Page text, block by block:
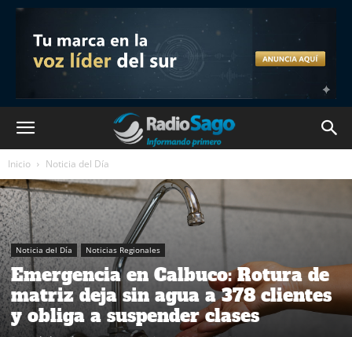
Inicio Noticia del Día
Noticia del Día Noticias Regionales
Emergencia en Calbuco: Rotura de
matriz deja sin agua a 378 clientes
y obliga a suspender clases